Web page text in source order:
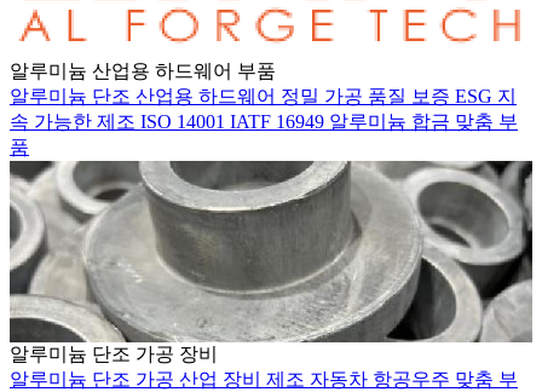
알루미늄 산업용 하드웨어 부품
알루미늄 단조 산업용 하드웨어 정밀 가공 품질 보증 ESG 지
속 가능한 제조 ISO 14001 IATF 16949 알루미늄 합금 맞춤 부
품
알루미늄 단조 가공 장비
알루미늄 단조 가공 산업 장비 제조 자동차 항공우주 맞춤 부